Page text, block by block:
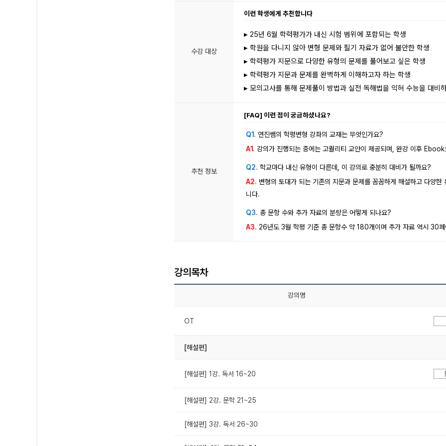
수강 대상
이런 학생에게 추천합니다
▸ 25년 6월 학력평가가 내신 시험 범위에 포함되는 학생
▸ 학원을 다니지 않아 변형 문제와 필기 자료가 없어 불안한 학생
▸ 학력평가 지문으로 다양한 유형의 문제를 풀어보고 싶은 학생
▸ 학력평가 지문과 문제를 완벽하게 이해하고자 하는 학생
▸ 모의고사를 통해 문제풀이 방법과 실전 독해법을 익혀 수능을 대비
추천 정보
[FAQ] 이런 점이 궁금하셨나요?
Q1. 연진쌤의 학평변형 강좌의 교재는 무엇인가요?
A1. 강의가 진행되는 중에는 고퀄리티 교안이 제공되며, 완강 이후
Q2. 학교마다 내신 유형이 다른데, 이 강의로 충분히 대비가 될까요?
A2. 변형의 토대가 되는 기존의 지문과 문제를 꼼꼼하게 해설하고 다양
니다.
Q3. 총 문항 수와 추가 자료의 분량은 어떻게 되나요?
A3. 26년도 3월 학평 기준 총 문항수 약 180개이며 추가 자료 역시 30페
강의목차
강의명
OT
[해설편]
[해설편] 1강. 독서 16~20
[해설편] 2강. 문학 21~25
[해설편] 3강. 독서 26~30